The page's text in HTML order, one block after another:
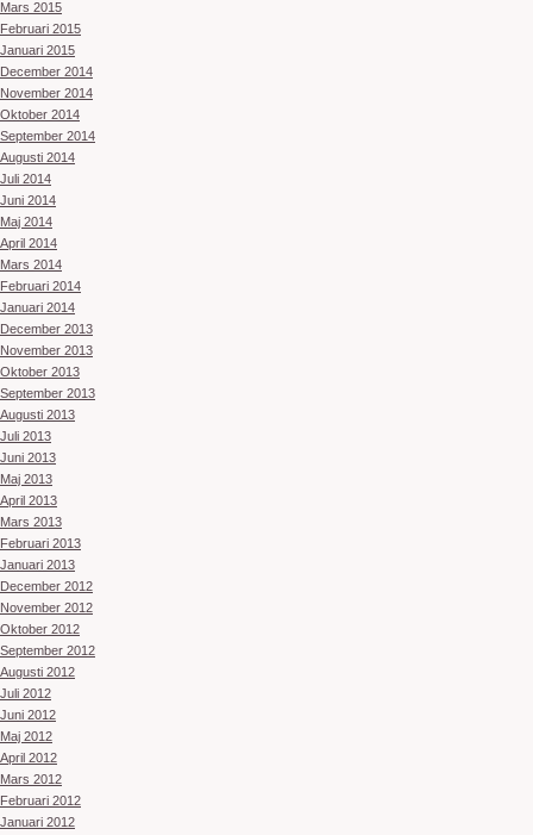
Mars 2015
Februari 2015
Januari 2015
December 2014
November 2014
Oktober 2014
September 2014
Augusti 2014
Juli 2014
Juni 2014
Maj 2014
April 2014
Mars 2014
Februari 2014
Januari 2014
December 2013
November 2013
Oktober 2013
September 2013
Augusti 2013
Juli 2013
Juni 2013
Maj 2013
April 2013
Mars 2013
Februari 2013
Januari 2013
December 2012
November 2012
Oktober 2012
September 2012
Augusti 2012
Juli 2012
Juni 2012
Maj 2012
April 2012
Mars 2012
Februari 2012
Januari 2012